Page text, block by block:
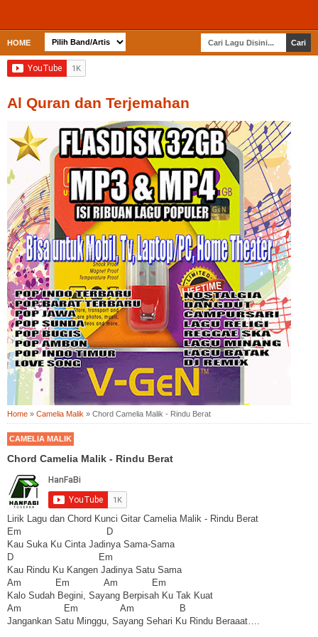
HOME
Al Quran dan Terjemahan
Home » Camelia Malik » Chord Camelia Malik - Rindu Berat
CAMELIA MALIK
Chord Camelia Malik - Rindu Berat
Lirik Lagu dan Chord Kunci Gitar Camelia Malik - Rindu Berat
Em D
Kau Suka Ku Cinta Jadinya Sama-Sama
D Em
Kau Rindu Ku Kangen Jadinya Satu Sama
Am Em Am Em
Kalo Sudah Begini, Sayang Berpisah Ku Tak Kuat
Am Em Am B
Jangankan Satu Minggu, Sayang Sehari Ku Rindu Beraaat….